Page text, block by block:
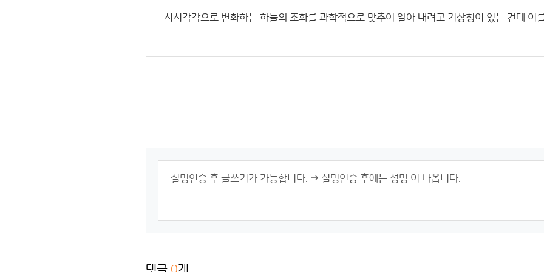
시시각각으로 변화하는 하늘의 조화를 과학적으로 맞추어 알아 내려고 기상청이 있는 건데